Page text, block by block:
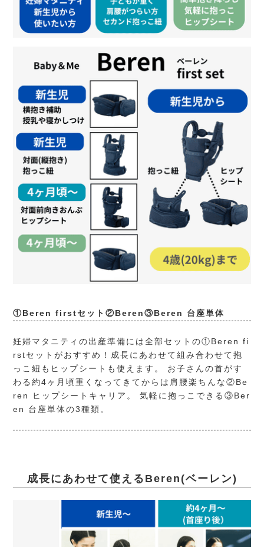
①Beren firstセット②Beren③Beren 台座単体
妊婦マタニティの出産準備には全部セットの①Beren fi
rstセットがおすすめ！成長にあわせて組み合わせて抱
っこ紐もヒップシートも使えます。 お子さんの首がす
わる約4ヶ月頃重くなってきてからは肩腰楽ちんな②Be
ren ヒップシートキャリア。 気軽に抱っこできる③Ber
en 台座単体の3種類。
成長にあわせて使えるBeren(ベーレン)